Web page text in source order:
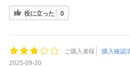
役に立った 0
ご購入者様
購入確認
2025-09-20